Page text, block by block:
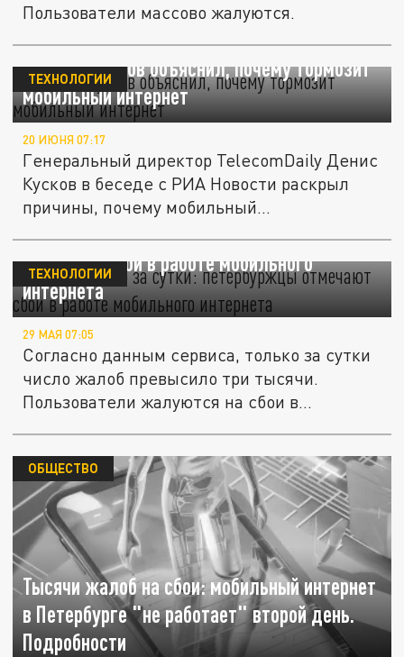
Пользователи массово жалуются.
Эксперт Кусков объяснил, почему тормозит
мобильный интернет
ТЕХНОЛОГИИ
20 ИЮНЯ 07:17
Генеральный директор TelecomDaily Денис
Кусков в беседе с РИА Новости раскрыл
причины, почему мобильный...
Тысячи жалоб за сутки: петербуржцы
отмечают сбои в работе мобильного
интернета
ТЕХНОЛОГИИ
29 МАЯ 07:05
Согласно данным сервиса, только за сутки
число жалоб превысило три тысячи.
Пользователи жалуются на сбои в...
Тысячи жалоб на сбои: мобильный интернет
в Петербурге "не работает" второй день.
Подробности
ОБЩЕСТВО